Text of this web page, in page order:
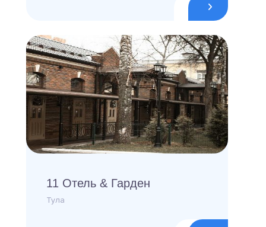
11 Отель & Гарден
Тула